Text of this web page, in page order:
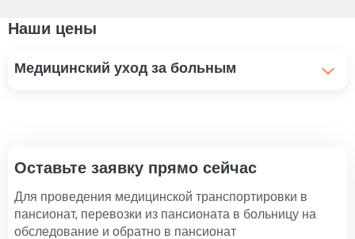
Наши цены
Медицинский уход за больным
Уход за больными с трахеостомой
1 100 ₽
Оставьте заявку прямо сейчас
Для проведения медицинской транспортировки в
пансионат, перевозки из пансионата в больницу на
обследование и обратно в пансионат